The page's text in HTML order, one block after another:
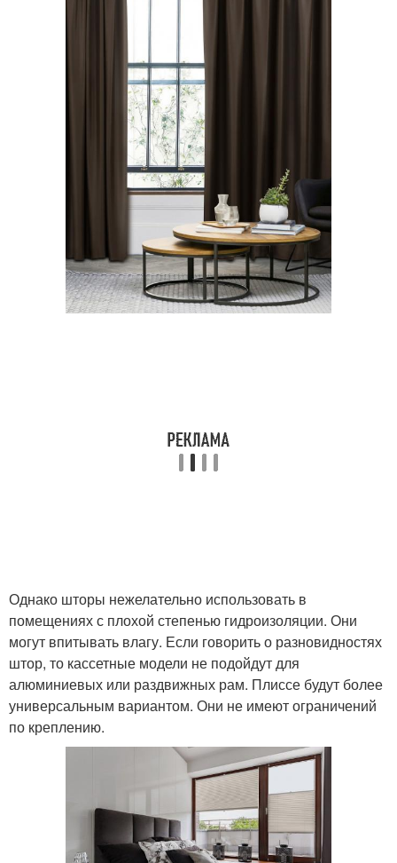
Однако шторы нежелательно использовать в
помещениях с плохой степенью гидроизоляции. Они
могут впитывать влагу. Если говорить о разновидностях
штор, то кассетные модели не подойдут для
алюминиевых или раздвижных рам. Плиссе будут более
универсальным вариантом. Они не имеют ограничений
по креплению.